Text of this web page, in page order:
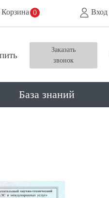
Корзина 0 Вход
Заказать
звонок
База знаний